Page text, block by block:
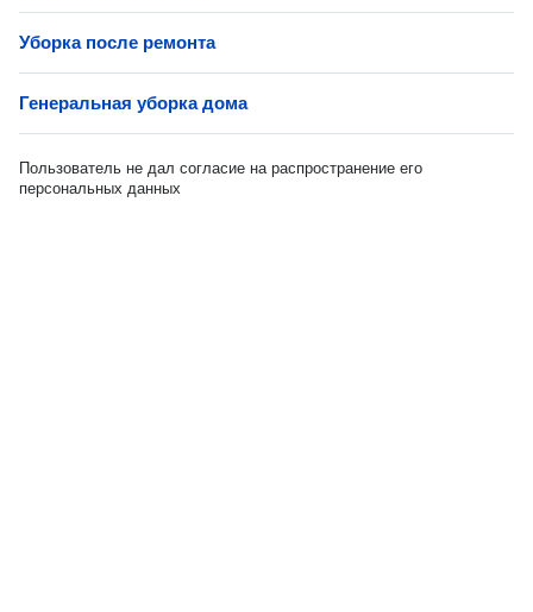
Уборка после ремонта
Генеральная уборка дома
Пользователь не дал согласие на распространение его
персональных данных